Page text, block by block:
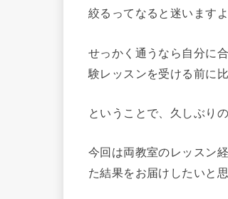
絞るってなると迷いますよ
せっかく通うなら自分に
験レッスンを受ける前に
ということで、久しぶり
今回は両教室のレッスン
た結果をお届けしたいと